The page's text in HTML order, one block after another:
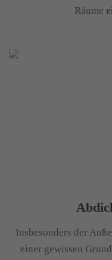
Räume
Insbesonders der
einer gewissen